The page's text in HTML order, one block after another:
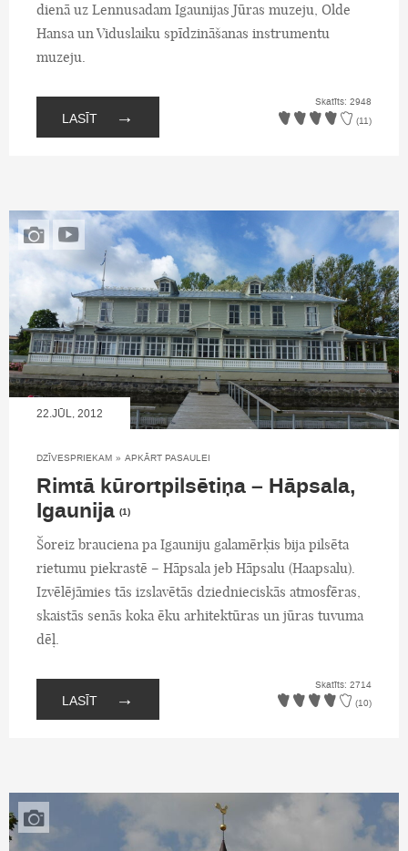
dienā uz Lennusadam Igaunijas Jūras muzeju, Olde
Hansa un Viduslaiku spīdzināšanas instrumentu
muzeju.
LASĪT →
Skatīts: 2948
(11)
22.JŪL, 2012
DZĪVESPRIEKAM » APKĀRT PASAULEI
Rimtā kūrortpilsētiņa – Hāpsala,
Igaunija (1)
Šoreiz brauciena pa Igauniju galamērķis bija pilsēta
rietumu piekrastē – Hāpsala jeb Hāpsalu (Haapsalu).
Izvēlējāmies tās izslavētās dziednieciskās atmosfēras,
skaistās senās koka ēku arhitektūras un jūras tuvuma
dēļ.
LASĪT →
Skatīts: 2714
(10)